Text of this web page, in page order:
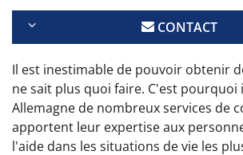
CONTACT
Il est inestimable de pouvoir obtenir
ne sait plus quoi faire. C'est pourquoi
Allemagne de nombreux services de
apportent leur expertise aux
l'aide dans les situations de vie les